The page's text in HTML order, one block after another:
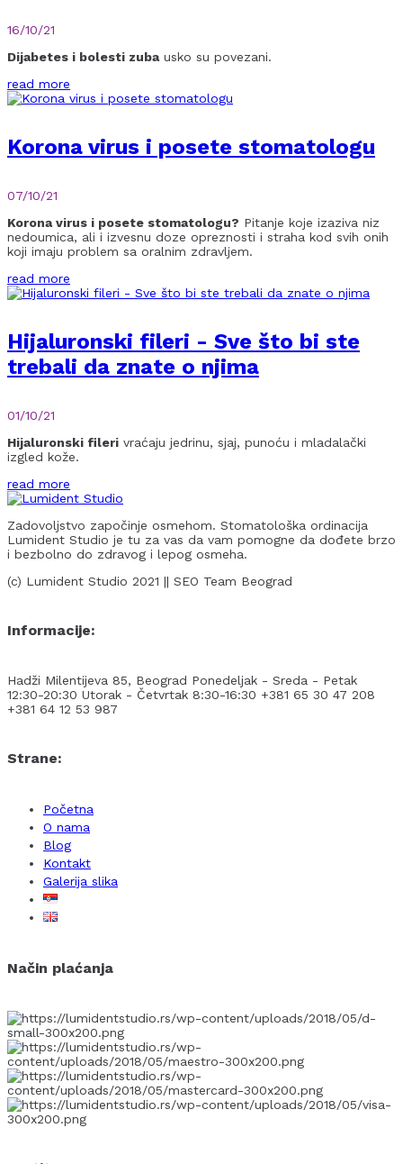
16/10/21
Dijabetes i bolesti zubausko su povezani.
read more
Korona virus i posete stomatologu
07/10/21
Korona virus i posete stomatologu? Pitanje koje izaziva niz
nedoumica, ali i izvesnu doze opreznosti i straha kod svih onih
koji imaju problem sa oralnim zdravljem.
read more
Hijaluronski fileri - Sve što bi ste
trebali da znate o njima
01/10/21
Hijaluronski fileri vraćaju jedrinu, sjaj, punoću i mladalački
izgled kože.
read more
Zadovoljstvo započinje osmehom. Stomatološka ordinacija
Lumident Studio je tu za vas da vam pomogne da dođete brzo
i bezbolno do zdravog i lepog osmeha.
(c) Lumident Studio 2021 || SEO Team Beograd
Informacije:
Hadži Milentijeva 85, Beograd Ponedeljak - Sreda - Petak
12:30-20:30 Utorak - Četvrtak 8:30-16:30 +381 65 30 47 208
+381 64 12 53 987
Strane:
Početna
O nama
Blog
Kontakt
Galerija slika
Način plaćanja